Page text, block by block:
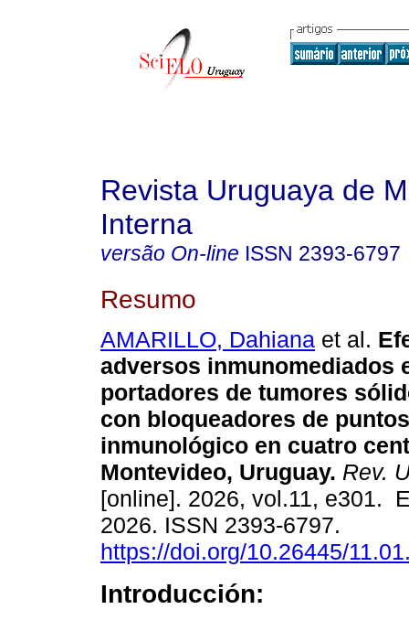
Revista Uruguaya de
Interna
versão On-line ISSN 2393-6797
Resumo
AMARILLO, Dahiana et al.
adversos inmunomediados
portadores de tumores
con bloqueadores de
inmunológico en cuatro
Montevideo, Uruguay. Rev.
[online]. 2026, vol.11, e301.
2026. ISSN 2393-6797.
https://doi.org/10.26445/
Introducción: